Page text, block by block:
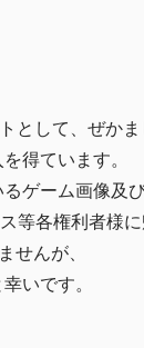
として、ぜかま
得ています。
ゲーム画像及
等各権利者様に
せんが、
いです。